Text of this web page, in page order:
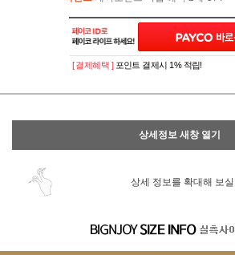
이벤트페이포인트 적립 혜택 2배 UP!
[ 결제혜택 ] 포인트 결제시 1% 적립!
상세정보 새창 열기
상세 정보를 확대해 보